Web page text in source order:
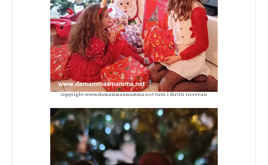
Copyright www.damammaamamma.net tutti i diritti riservati